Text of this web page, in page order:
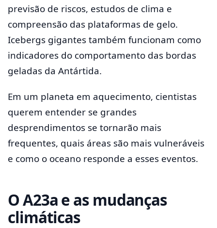
previsão de riscos, estudos de clima e
compreensão das plataformas de gelo.
Icebergs gigantes também funcionam como
indicadores do comportamento das bordas
geladas da Antártida.
Em um planeta em aquecimento, cientistas
querem entender se grandes
desprendimentos se tornarão mais
frequentes, quais áreas são mais vulneráveis
e como o oceano responde a esses eventos.
O A23a e as mudanças
climáticas